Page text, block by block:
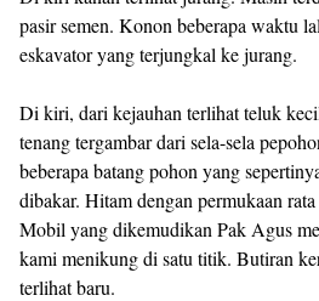
pasir semen. Konon beberapa waktu
eskavator yang terjungkal ke jurang.
Di kiri, dari kejauhan terlihat teluk
tenang tergambar dari sela-sela
beberapa batang pohon yang
dibakar. Hitam dengan permukaan
Mobil yang dikemudikan Pak Agus
kami menikung di satu titik. Butiran
terlihat baru.